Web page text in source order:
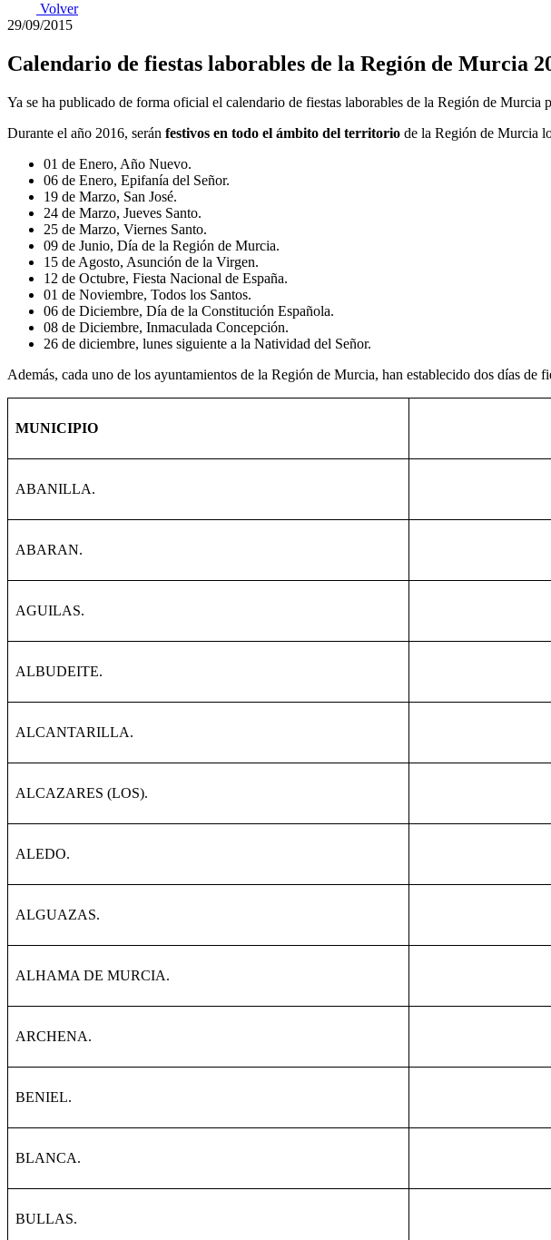
Volver
29/09/2015
Calendario de fiestas laborables de la Región de Murcia
Ya se ha publicado de forma oficial el calendario de fiestas laborables de la Región de Murcia
Durante el año 2016, serán festivos en todo el ámbito del territorio de la Región de Murcia
01 de Enero, Año Nuevo.
06 de Enero, Epifanía del Señor.
19 de Marzo, San José.
24 de Marzo, Jueves Santo.
25 de Marzo, Viernes Santo.
09 de Junio, Día de la Región de Murcia.
15 de Agosto, Asunción de la Virgen.
12 de Octubre, Fiesta Nacional de España.
01 de Noviembre, Todos los Santos.
06 de Diciembre, Día de la Constitución Española.
08 de Diciembre, Inmaculada Concepción.
26 de diciembre, lunes siguiente a la Natividad del Señor.
Además, cada uno de los ayuntamientos de la Región de Murcia, han establecido dos días de
MUNICIPIO
ABANILLA.
ABARAN.
AGUILAS.
ALBUDEITE.
ALCANTARILLA.
ALCAZARES (LOS).
ALEDO.
ALGUAZAS.
ALHAMA DE MURCIA.
ARCHENA.
BENIEL.
BLANCA.
BULLAS.